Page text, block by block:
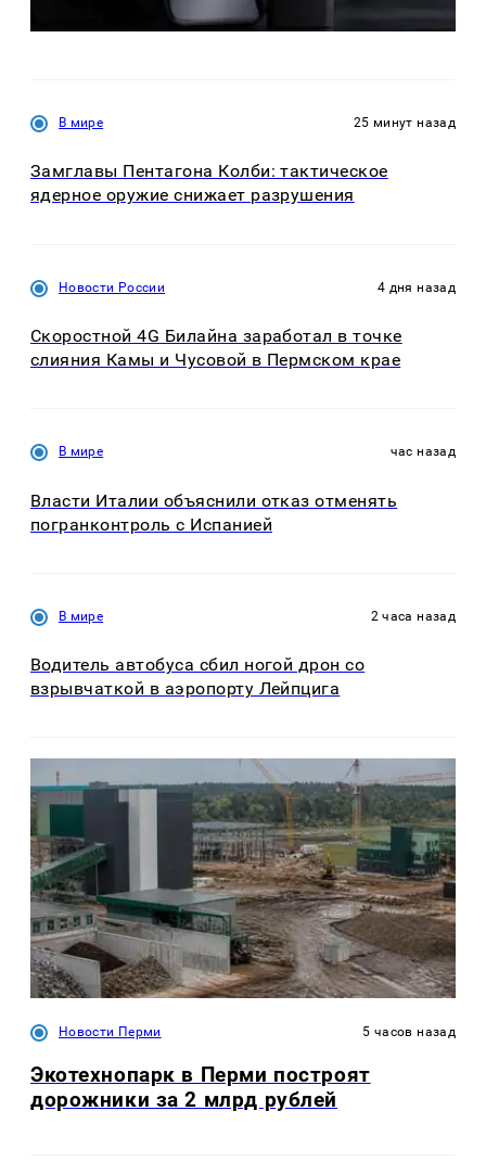
В мире 25 минут назад
Замглавы Пентагона Колби: тактическое
ядерное оружие снижает разрушения
Новости России 4 дня назад
Скоростной 4G Билайна заработал в точке
слияния Камы и Чусовой в Пермском крае
В мире час назад
Власти Италии объяснили отказ отменять
погранконтроль с Испанией
В мире 2 часа назад
Водитель автобуса сбил ногой дрон со
взрывчаткой в аэропорту Лейпцига
Новости Перми 5 часов назад
Экотехнопарк в Перми построят
дорожники за 2 млрд рублей